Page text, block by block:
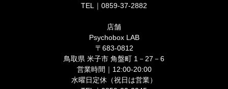
TEL｜0859-37-2882
店舗
Psychobox LAB
〒683-0812
鳥取県 米子市 角盤町 1－27－6
営業時間｜12:00-20:00
水曜日定休（祝日は営業）